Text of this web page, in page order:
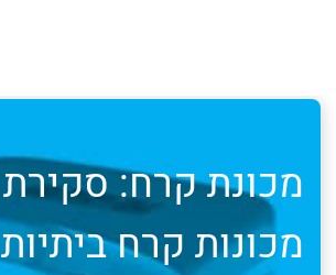
מכונות קרח ביתיות